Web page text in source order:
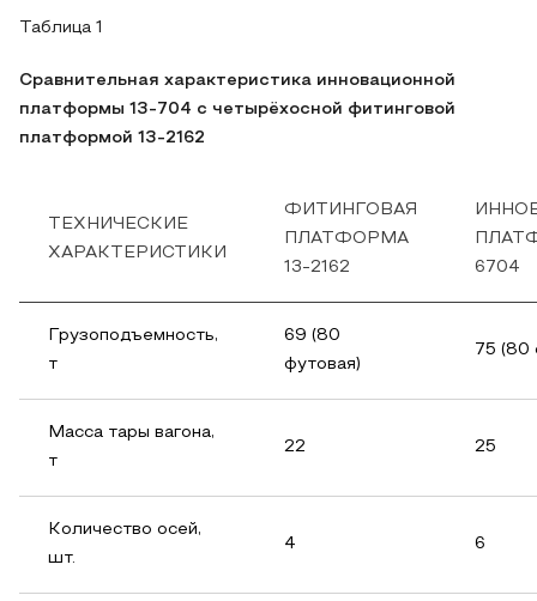
Таблица 1
Сравнительная характеристика инновационной
платформы 13-704 с четырёхосной фитинговой
платформой 13-2162
ТЕХНИЧЕСКИЕ
ХАРАКТЕРИСТИКИ
ФИТИНГОВАЯ
ПЛАТФОРМА
13-2162
6704
Грузоподъемность,
т
69 (80
футовая)
75 (80
Масса тары вагона,
т
22 25
Количество осей,
шт.
4 6